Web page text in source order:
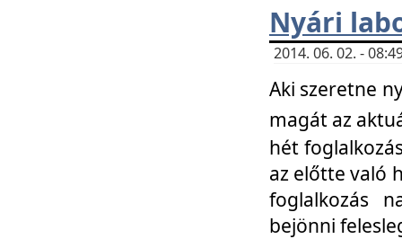
Nyári
2014. 06. 02. -
Aki szeretne
magát az
hét
az előtte való
foglalkozás
bejönni